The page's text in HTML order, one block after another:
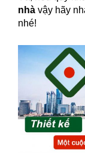
nhà vậy hãy
nhé!